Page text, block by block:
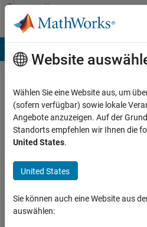
Weiter zum Inhalt
Community
Profile
Yixuan
Qi
Last
mehr
als 3
Jahre
Website
Wählen Sie eine Website aus, um
(sofern verfügbar) sowie lokale
Angebote anzuzeigen. Auf der
Standorts empfehlen wir Ihnen die
United States.
United States
Sie können auch eine Website aus
auswählen: